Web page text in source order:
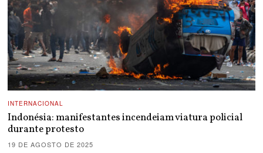
INTERNACIONAL
Indonésia: manifestantes incendeiam viatura policial
durante protesto
19 DE AGOSTO DE 2025